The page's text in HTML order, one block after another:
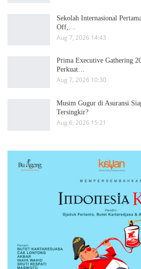
Sekolah Internasional
Off,…
Aug 7, 2026 14:43
Prima Executive Gathering
Perkuat…
Aug 7, 2026 10:30
Musim Gugur di Asuransi
Tersingkir?
Aug 6, 2026 15:21